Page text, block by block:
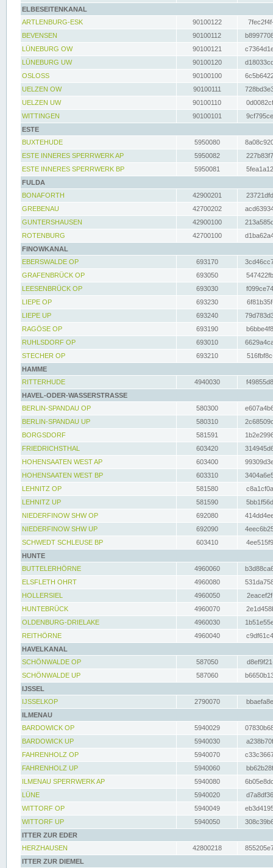
ELBESEITENKANAL
ARTLENBURG-ESK
90100122
BEVENSEN
90100112
LÜNEBURG OW
90100121
LÜNEBURG UW
90100120
OSLOSS
90100100
UELZEN OW
90100111
UELZEN UW
90100110
WITTINGEN
90100101
ESTE
BUXTEHUDE
5950080
ESTE INNERES SPERRWERK AP
5950082
ESTE INNERES SPERRWERK BP
5950081
FULDA
BONAFORTH
42900201
GREBENAU
42700202
GUNTERSHAUSEN
42900100
ROTENBURG
42700100
FINOWKANAL
EBERSWALDE OP
693170
GRAFENBRÜCK OP
693050
LEESENBRÜCK OP
693030
LIEPE OP
693230
LIEPE UP
693240
RAGÖSE OP
693190
RUHLSDORF OP
693010
STECHER OP
693210
HAMME
RITTERHUDE
4940030
HAVEL-ODER-WASSERSTRASSE
BERLIN-SPANDAU OP
580300
BERLIN-SPANDAU UP
580310
BORGSDORF
581591
FRIEDRICHSTHAL
603420
HOHENSAATEN WEST AP
603400
HOHENSAATEN WEST BP
603310
LEHNITZ OP
581580
LEHNITZ UP
581590
NIEDERFINOW SHW OP
692080
NIEDERFINOW SHW UP
692090
SCHWEDT SCHLEUSE BP
603410
HUNTE
BUTTELERHÖRNE
4960060
ELSFLETH OHRT
4960080
HOLLERSIEL
4960050
HUNTEBRÜCK
4960070
OLDENBURG-DRIELAKE
4960030
REITHÖRNE
4960040
HAVELKANAL
SCHÖNWALDE OP
587050
SCHÖNWALDE UP
587060
IJSSEL
IJSSELKOP
2790070
ILMENAU
BARDOWICK OP
5940029
BARDOWICK UP
5940030
FAHRENHOLZ OP
5940070
FAHRENHOLZ UP
5940060
ILMENAU SPERRWERK AP
5940080
LÜNE
5940020
WITTORF OP
5940049
WITTORF UP
5940050
ITTER ZUR EDER
HERZHAUSEN
42800218
ITTER ZUR DIEMEL